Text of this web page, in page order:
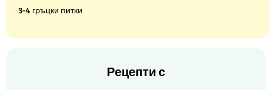
3-4 гръцки питки
Рецепти с